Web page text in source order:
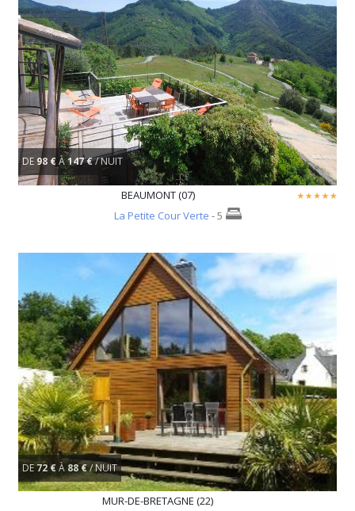
DE 98 €À147 €/ NUIT
BEAUMONT (07)
La Petite Cour Verte - 5
DE72 €À 88 €/ NUIT
MUR-DE-BRETAGNE (22)